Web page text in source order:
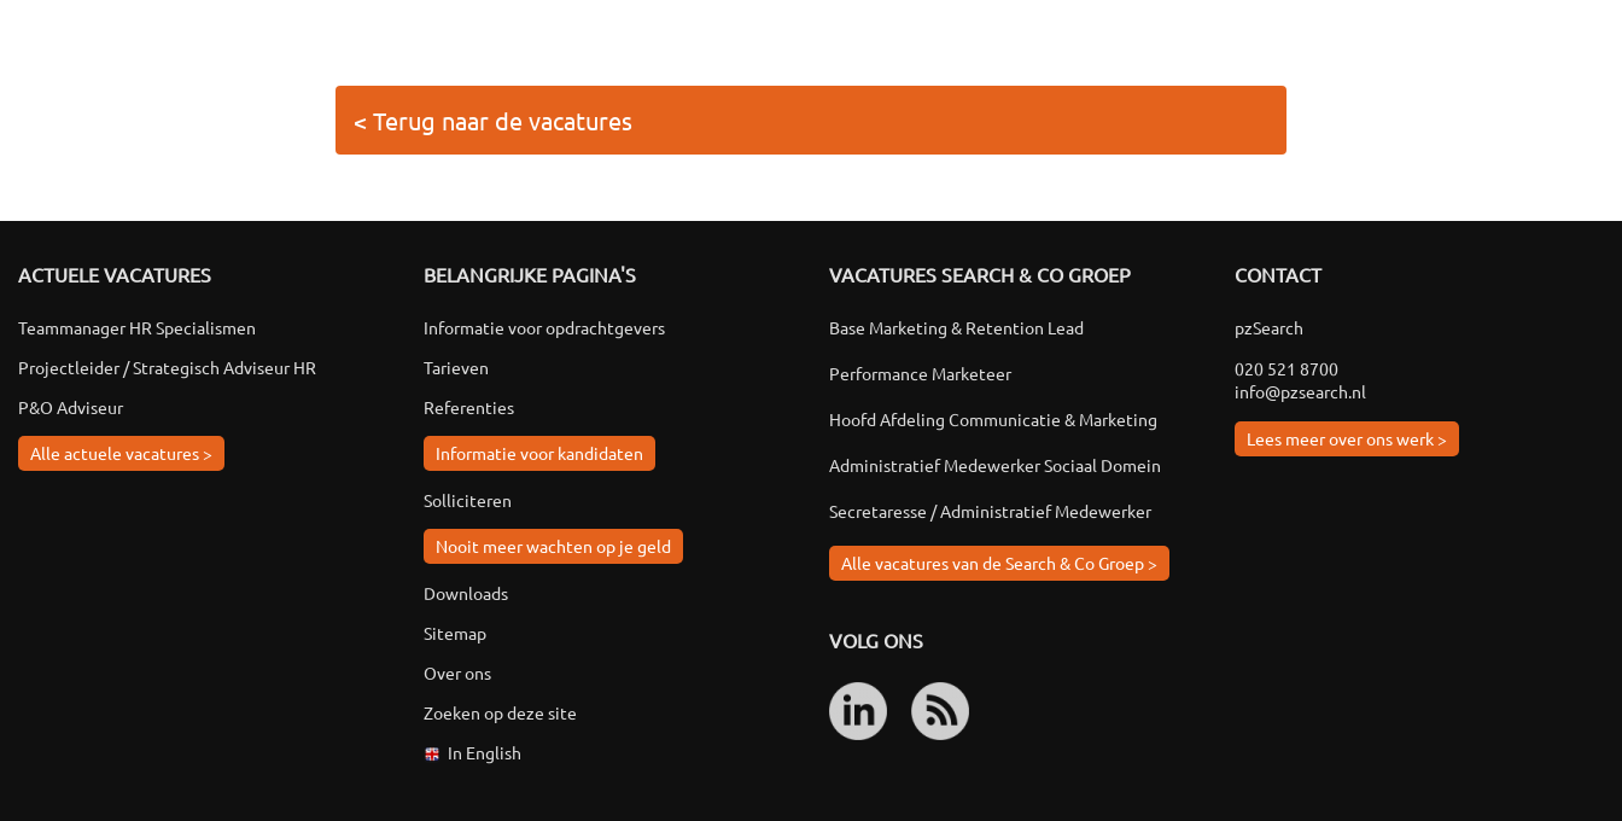
< Terug naar de vacatures
ACTUELE VACATURES
Teammanager HR Specialismen
Projectleider / Strategisch Adviseur HR
P&O Adviseur
Alle actuele vacatures >
BELANGRIJKE PAGINA'S
Informatie voor opdrachtgevers
Tarieven
Referenties
Informatie voor kandidaten
Solliciteren
Nooit meer wachten op je geld
Downloads
Sitemap
Over ons
Zoeken op deze site
In English
VACATURES SEARCH & CO GROEP
Base Marketing & Retention Lead
Performance Marketeer
Hoofd Afdeling Communicatie & Marketing
Administratief Medewerker Sociaal Domein
Secretaresse / Administratief Medewerker
Alle vacatures van de Search & Co Groep >
VOLG ONS
CONTACT
pzSearch
020 521 8700
info@pzsearch.nl
Lees meer over ons werk >